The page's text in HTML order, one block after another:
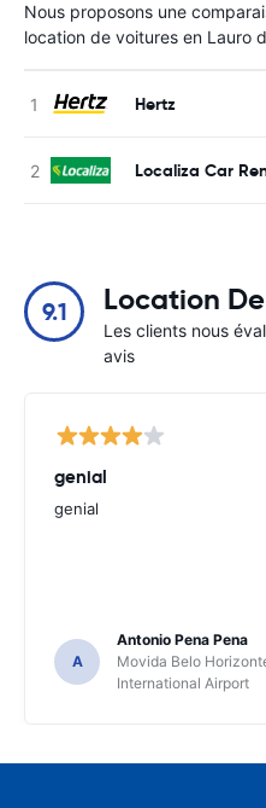
Nous proposons une
location de voitures en Lauro
Hertz
Localiza Car
9.1 Location
Les clients nous
avis
genial
genial
A
Antonio Pena Pena
Movida Belo
International Airport